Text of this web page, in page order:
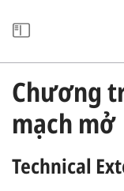
Chương
mạch mở
Technical